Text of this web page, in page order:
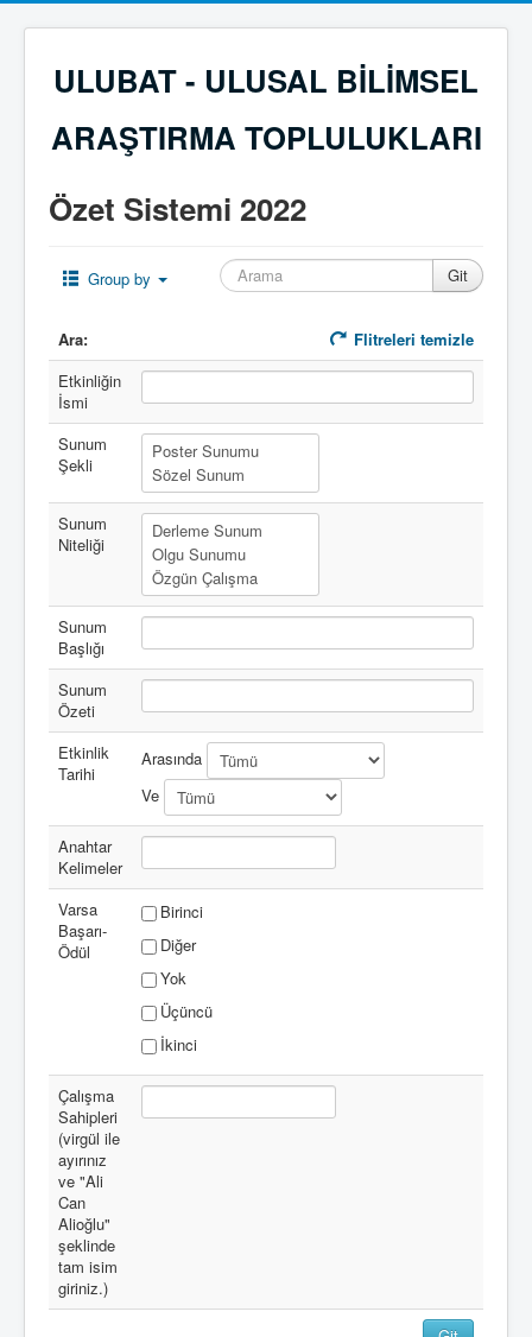
ULUBAT - ULUSAL BİLİMSEL
ARAŞTIRMA TOPLULUKLARI
Özet Sistemi 2022
Group by
Ara:
Flitreleri temizle
Etkinliğin
İsmi
Sunum
Şekli
Sunum
Niteliği
Sunum
Başlığı
Sunum
Özeti
Etkinlik
Tarihi
Arasında
Ve
Anahtar
Kelimeler
Varsa
Başarı-
Ödül
Birinci
Diğer
Yok
Üçüncü
İkinci
Çalışma
Sahipleri
(virgül ile
ayırınız
ve "Ali
Can
Alioğlu"
şeklinde
tam isim
giriniz.)